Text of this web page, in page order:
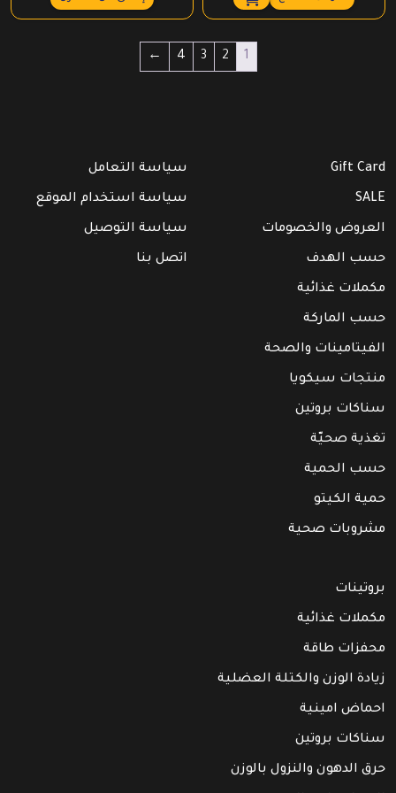
هو:
₪ 32.00.
هو:
₪ 28.00.
1
2
3
4
←
Gift Card
SALE
العروض والخصومات
حسب الهدف
مكملات غذائية
حسب الماركة
الفيتامينات والصحة
منتجات سيكويا
سناكات بروتين
تغذية صحيّة
حسب الحمية
حمية الكيتو
مشروبات صحية
سياسة التعامل
سياسة استخدام الموقع
سياسة التوصيل
اتصل بنا
بروتينات
مكملات غذائية
محفزات طاقة
زيادة الوزن والكتلة العضلية
احماض امينية
سناكات بروتين
حرق الدهون والنزول بالوزن